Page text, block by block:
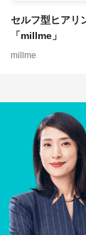
セルフ型ヒアリ
「millme」
millme